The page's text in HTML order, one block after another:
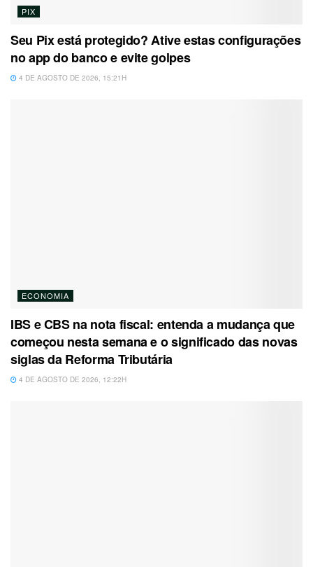
PIX
Seu Pix está protegido? Ative estas configurações
no app do banco e evite golpes
4 DE AGOSTO DE 2026, 15:21H
ECONOMIA
IBS e CBS na nota fiscal: entenda a mudança que
começou nesta semana e o significado das novas
siglas da Reforma Tributária
4 DE AGOSTO DE 2026, 12:22H